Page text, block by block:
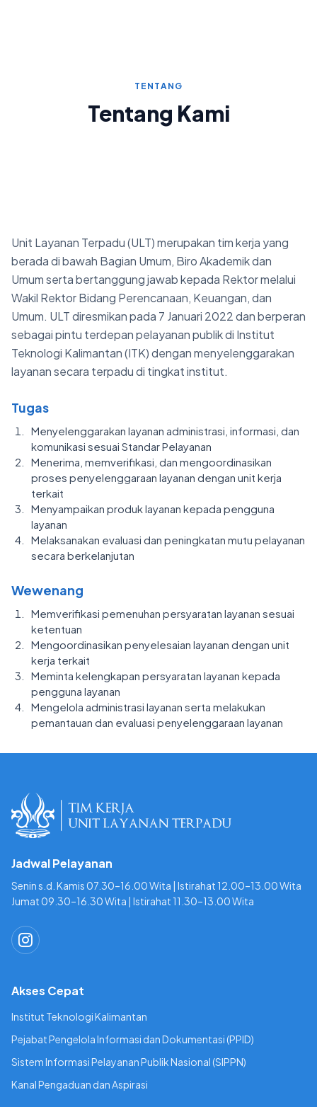
TENTANG
Tentang Kami
Unit Layanan Terpadu (ULT) merupakan tim kerja yang
berada di bawah Bagian Umum, Biro Akademik dan
Umum serta bertanggung jawab kepada Rektor melalui
Wakil Rektor Bidang Perencanaan, Keuangan, dan
Umum. ULT diresmikan pada 7 Januari 2022 dan berperan
sebagai pintu terdepan pelayanan publik di Institut
Teknologi Kalimantan (ITK) dengan menyelenggarakan
layanan secara terpadu di tingkat institut.
Tugas
Menyelenggarakan layanan administrasi, informasi, dan
komunikasi sesuai Standar Pelayanan
Menerima, memverifikasi, dan mengoordinasikan
proses penyelenggaraan layanan dengan unit kerja
terkait
Menyampaikan produk layanan kepada pengguna
layanan
Melaksanakan evaluasi dan peningkatan mutu pelayanan
secara berkelanjutan
Wewenang
Memverifikasi pemenuhan persyaratan layanan sesuai
ketentuan
Mengoordinasikan penyelesaian layanan dengan unit
kerja terkait
Meminta kelengkapan persyaratan layanan kepada
pengguna layanan
Mengelola administrasi layanan serta melakukan
pemantauan dan evaluasi penyelenggaraan layanan
Jadwal Pelayanan
Senin s.d. Kamis 07.30–16.00 Wita | Istirahat 12.00–13.00 Wita
Jumat 09.30–16.30 Wita | Istirahat 11.30–13.00 Wita
Akses Cepat
Institut Teknologi Kalimantan
Pejabat Pengelola Informasi dan Dokumentasi (PPID)
Sistem Informasi Pelayanan Publik Nasional (SIPPN)
Kanal Pengaduan dan Aspirasi